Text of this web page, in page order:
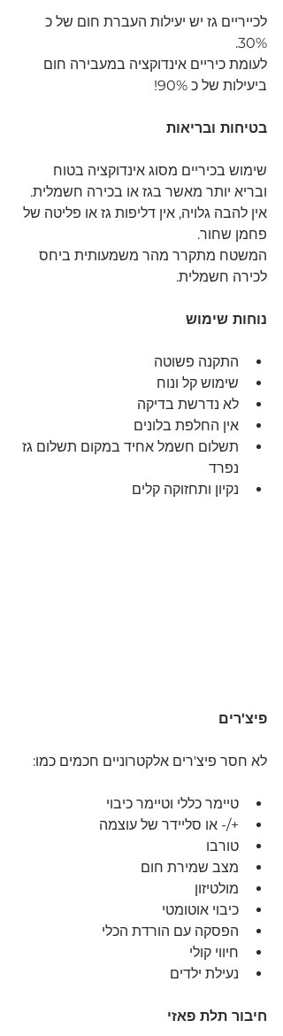
לכייריים גז יש יעילות העברת חום של כ
30%.
לעומת כיריים אינדוקציה במעבירה חום
ביעילות של כ 90%!
בטיחות ובריאות
שימוש בכיריים מסוג אינדוקציה בטוח
ובריא יותר מאשר בגז או בכירה חשמלית.
אין להבה גלויה, אין דליפות גז או פליטה של
פחמן שחור.
המשטח מתקרר מהר משמעותית ביחס
לכירה חשמלית.
נוחות שימוש
התקנה פשוטה
שימוש קל ונוח
לא נדרשת בדיקה
אין החלפת בלונים
תשלום חשמל אחיד במקום תשלום גז
נפרד
נקיון ותחזוקה קלים
פיצ'רים
לא חסר פיצ'רים אלקטרוניים חכמים כמו:
טיימר כללי וטיימר כיבוי
+/- או סליידר של עוצמה
טורבו
מצב שמירת חום
מולטיזון
כיבוי אוטומטי
הפסקה עם הורדת הכלי
חיווי קולי
נעילת ילדים
חיבור תלת פאזי